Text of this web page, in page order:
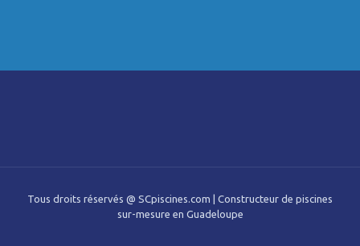
Tous droits réservés @ SCpiscines.com | Constructeur de piscines
sur-mesure en Guadeloupe